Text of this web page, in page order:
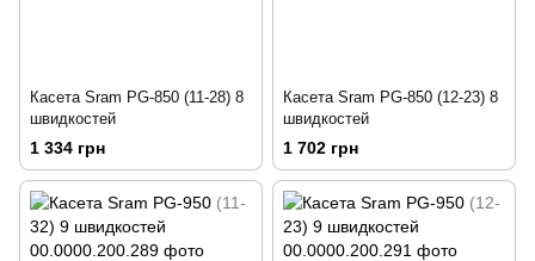
Касета Sram PG-850 (11-28) 8
швидкостей
1 334 грн
Касета Sram PG-850 (12-23) 8
швидкостей
1 702 грн